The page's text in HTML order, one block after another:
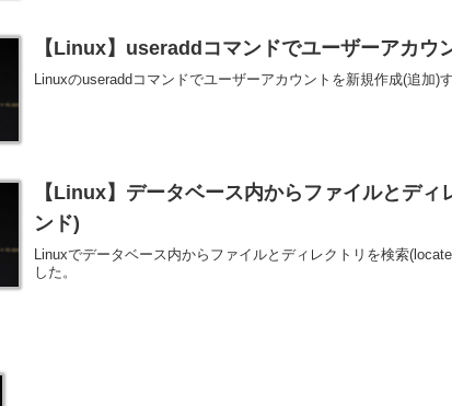
【Linux】useraddコマンドでユーザーアカウ
Linuxのuseraddコマンドでユーザーアカウントを新規作成(追加)
【Linux】データベース内からファイルとデ
ンド)
Linuxでデータベース内からファイルとディレクトリを検索
した。